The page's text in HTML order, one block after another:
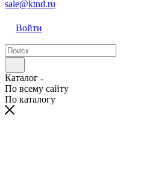
sale@ktnd.ru
Войти
Каталог
По всему сайту
По каталогу